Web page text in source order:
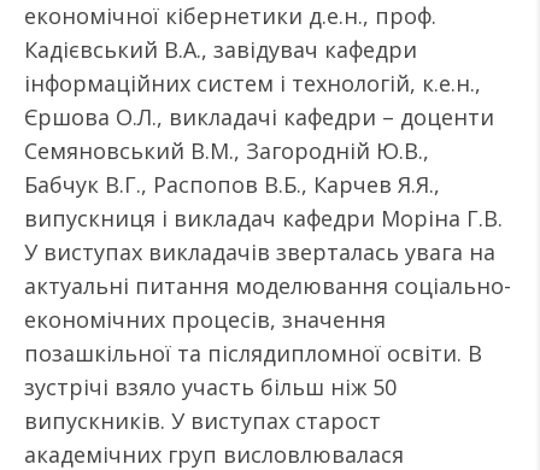
економічної кібернетики д.е.н., проф.
Кадієвський В.А., завідувач кафедри
інформаційних систем і технологій, к.е.н.,
Єршова О.Л., викладачі кафедри – доценти
Семяновський В.М., Загородній Ю.В.,
Бабчук В.Г., Распопов В.Б., Карчев Я.Я.,
випускниця і викладач кафедри Моріна Г.В.
У виступах викладачів зверталась увага на
актуальні питання моделювання соціально-
економічних процесів, значення
позашкільної та післядипломної освіти. В
зустрічі взяло участь більш ніж 50
випускників. У виступах старост
академічних груп висловлювалася